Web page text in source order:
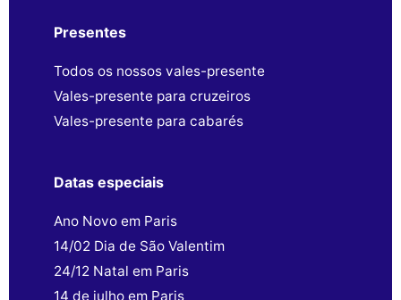
Presentes
Todos os nossos vales-presente
Vales-presente para cruzeiros
Vales-presente para cabarés
Datas especiais
Ano Novo em Paris
14/02 Dia de São Valentim
24/12 Natal em Paris
14 de julho em Paris